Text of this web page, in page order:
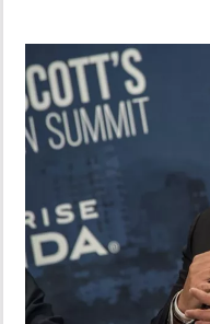
DEPORTES
MUNDO
MULTIMEDIA
IMPRESO